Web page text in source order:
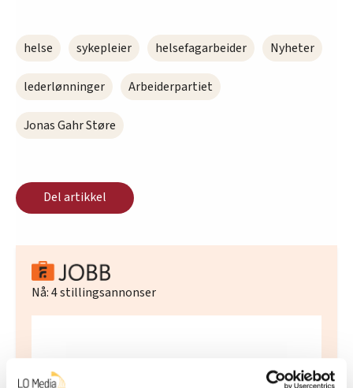
helse sykepleier helsefagarbeider Nyheter
lederlønninger Arbeiderpartiet
Jonas Gahr Støre
Del artikkel
Nå:4stillingsannonser